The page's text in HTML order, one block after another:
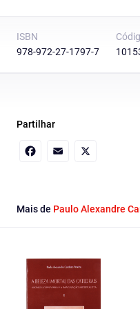
ISBN
978-972-27-1797-7
Partilhar
Mais de Paulo Alexandre